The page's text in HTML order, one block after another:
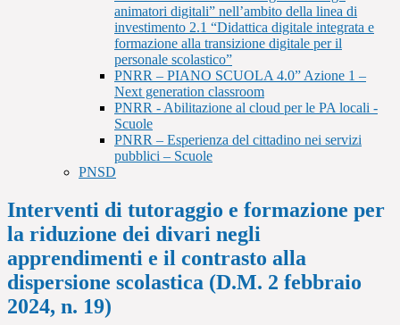
animatori digitali” nell’ambito della linea di
investimento 2.1 “Didattica digitale integrata e
formazione alla transizione digitale per il
personale scolastico”
PNRR – PIANO SCUOLA 4.0” Azione 1 –
Next generation classroom
PNRR - Abilitazione al cloud per le PA locali -
Scuole
PNRR – Esperienza del cittadino nei servizi
pubblici – Scuole
PNSD
Interventi di tutoraggio e formazione per
la riduzione dei divari negli
apprendimenti e il contrasto alla
dispersione scolastica (D.M. 2 febbraio
2024, n. 19)